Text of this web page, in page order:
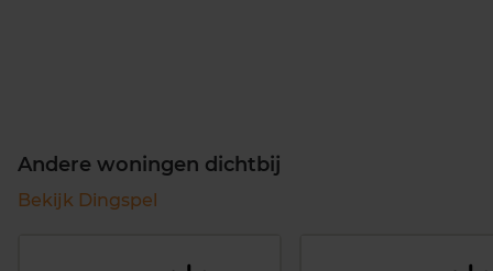
Andere woningen dichtbij
Bekijk Dingspel